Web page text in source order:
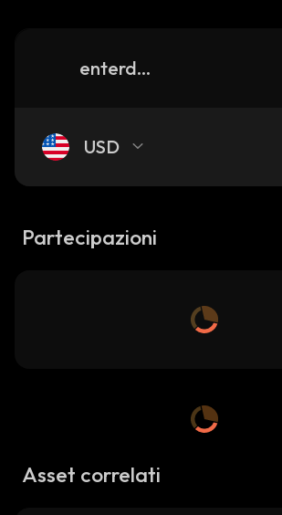
enterdao
USD
Partecipazioni
Asset correlati